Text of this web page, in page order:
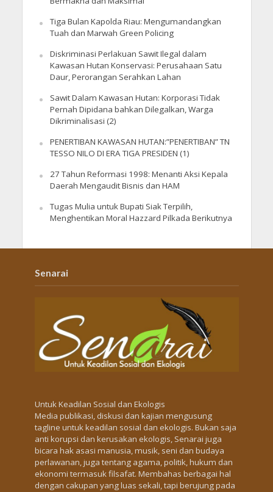
Tiga Bulan Kapolda Riau: Mengumandangkan
Tuah dan Marwah Green Policing
Diskriminasi Perlakuan Sawit Ilegal dalam
Kawasan Hutan Konservasi: Perusahaan Satu
Daur, Perorangan Serahkan Lahan
Sawit Dalam Kawasan Hutan: Korporasi Tidak
Pernah Dipidana bahkan Dilegalkan, Warga
Dikriminalisasi (2)
PENERTIBAN KAWASAN HUTAN:”PENERTIBAN” TN
TESSO NILO DI ERA TIGA PRESIDEN (1)
27 Tahun Reformasi 1998: Menanti Aksi Kepala
Daerah Mengaudit Bisnis dan HAM
Tugas Mulia untuk Bupati Siak Terpilih,
Menghentikan Moral Hazzard Pilkada Berikutnya
Senarai
Untuk Keadilan Sosial dan Ekologis
Media publikasi, diskusi dan kajian mengusung
tagline untuk keadilan sosial dan ekologis. Bukan saja
anti korupsi dan kerusakan ekologis, Senarai juga
bicara hak asasi manusia, musik, seni dan budaya
perlawanan, juga tentang agama, politik, hukum dan
ekonomi termasuk filsafat. Membahas berbagai hal
dengan cakupan yang luas sekali, tapi berujung pada